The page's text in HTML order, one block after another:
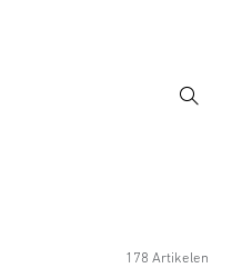
Zoek
178 Artikelen